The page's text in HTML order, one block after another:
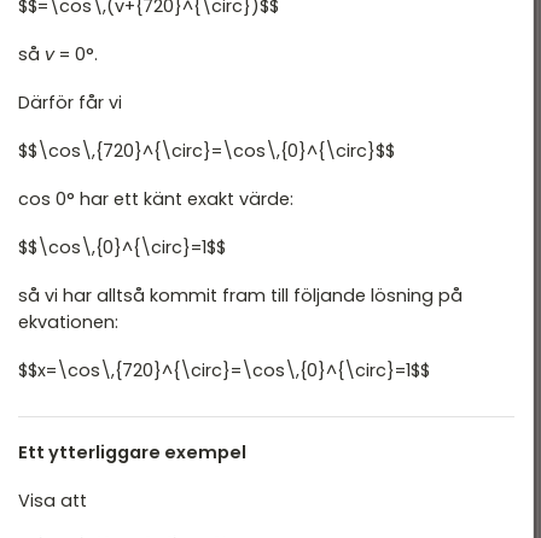
$$=\cos\,(v+{720}^{\circ})$$
så v= 0°.
Därför får vi
$$\cos\,{720}^{\circ}=\cos\,{0}^{\circ}$$
cos 0° har ett känt exakt värde:
$$\cos\,{0}^{\circ}=1$$
så vi har alltså kommit fram till följande lösning på
ekvationen:
$$x=\cos\,{720}^{\circ}=\cos\,{0}^{\circ}=1$$
Ett ytterliggare exempel
Visa att